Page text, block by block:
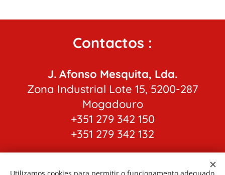
Contactos :
J. Afonso Mesquita, Lda.
Zona Industrial Lote 15, 5200-287
Mogadouro
+351 279 342 150
+351 279 342 132
jafonsomesquita@sapo.pt